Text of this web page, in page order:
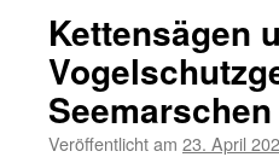
Kettensägen
Veröffentlicht am 23. April